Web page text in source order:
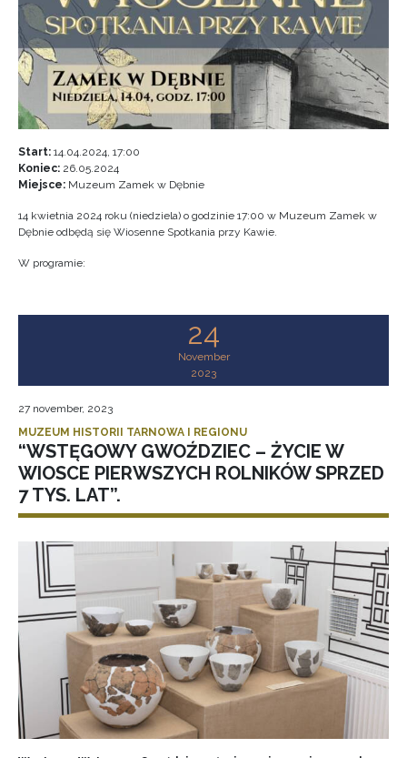
Start: 14.04.2024, 17:00
Koniec: 26.05.2024
Miejsce: Muzeum Zamek w Dębnie
14 kwietnia 2024 roku (niedziela) o godzinie 17:00 w Muzeum Zamek w
Dębnie odbędą się Wiosenne Spotkania przy Kawie.
W programie:
24
November
2023
27 november, 2023
MUZEUM HISTORII TARNOWA I REGIONU
“WSTĘGOWY GWOŹDZIEC – ŻYCIE W
WIOSCE PIERWSZYCH ROLNIKÓW SPRZED
7 TYS. LAT”.